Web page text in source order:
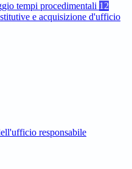
tempi procedimentali 12
e acquisizione d'ufficio
responsabile